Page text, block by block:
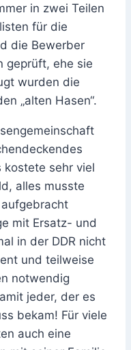
in zwei Teilen
für die
die Bewerber
geprüft, ehe sie
wurden die
„alten Hasen“.
kostete sehr viel
alles musste
mit Ersatz- und
in der DDR nicht
und teilweise
notwendig
jeder, der es
bekam! Für viele
auch eine